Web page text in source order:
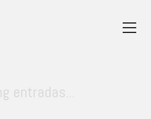
entradas...